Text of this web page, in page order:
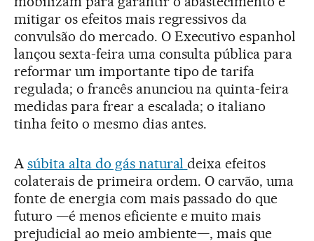
mitigar os efeitos mais regressivos da
convulsão do mercado. O Executivo espanhol
lançou sexta-feira uma consulta pública para
reformar um importante tipo de tarifa
regulada; o francês anunciou na quinta-feira
medidas para frear a escalada; o italiano
tinha feito o mesmo dias antes.
Asúbita alta do gás naturaldeixa efeitos
colaterais de primeira ordem. O carvão, uma
fonte de energia com mais passado do que
futuro —é menos eficiente e muito mais
prejudicial ao meio ambiente—, mais que